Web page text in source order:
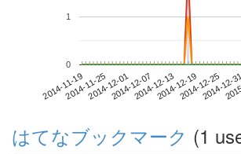
2014-11-192014-11-252014-12-012014-12-072014-12-132014-12-192014-12-25
2014-12-
0
1
はてなブックマーク (1